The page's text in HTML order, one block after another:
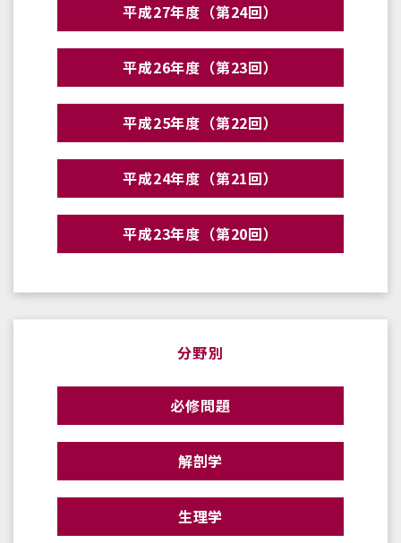
平成27年度（第24回）
平成26年度（第23回）
平成25年度（第22回）
平成24年度（第21回）
平成23年度（第20回）
分野別
必修問題
解剖学
生理学